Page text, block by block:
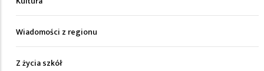
Wiadomości z regionu
Z życia szkół